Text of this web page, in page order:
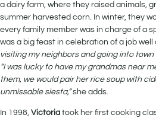
a dairy farm, where they raised animals,
summer harvested corn. In winter, they
every family member was in charge of a
was a big feast in celebration of a job well
visiting my neighbors and going into town
“I was lucky to have my grandmas near
them, we would pair her rice soup with
unmissable siesta,”she adds.
In 1998, Victoria took her first cooking